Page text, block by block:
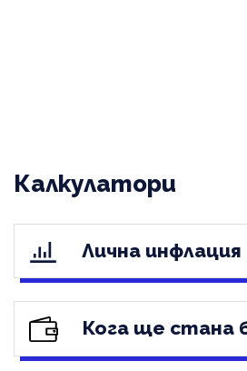
Калкулатори
Лична инфлация
Кога ще стана